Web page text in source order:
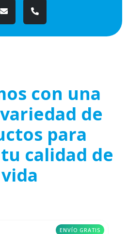
con una
de
para
calidad de
vida